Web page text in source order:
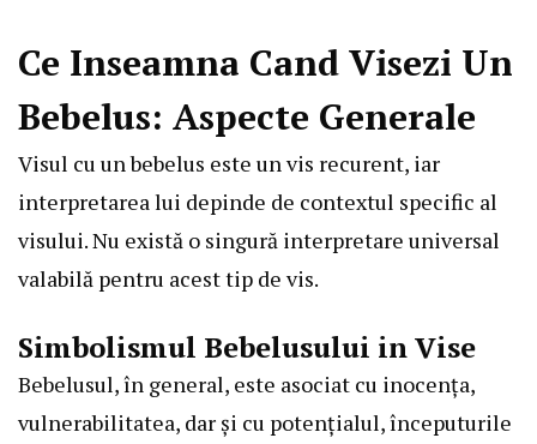
Ce Inseamna Cand Visezi Un
Bebelus: Aspecte Generale
Visul cu un bebelus este un vis recurent, iar
interpretarea lui depinde de contextul specific al
visului. Nu există o singură interpretare universal
valabilă pentru acest tip de vis.
Simbolismul Bebelusului in Vise
Bebelusul, în general, este asociat cu inocența,
vulnerabilitatea, dar și cu potențialul, începuturile